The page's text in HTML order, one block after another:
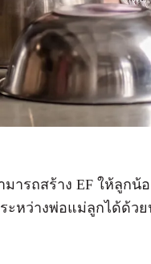
ารถสร้าง EF ให้ลูก
ะหว่างพ่อแม่ลูกได้ด้วย